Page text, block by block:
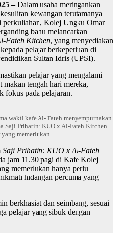
–Dalam usaha meringankan
kewangan terutamanya
perkuliahan, Kolej Ungku Omar
bahu melancarkan
Fateh Kitchen, yang menyediakan
pelajar berkeperluan di
Sultan Idris (UPSI).
pelajar yang mengalami
makan tengah hari mereka,
fokus pada pelajaran.
wakil kafe Al- Fateh menyempurnakan
Saji Prihatin: KUO x Al-Fateh Kitchen
yang memerlukan.
Saji Prihatin: KUO x Al-Fateh
jam 11.30 pagi di Kafe Kolej
memerlukan hanya perlu
hidangan percuma yang
berkhasiat dan seimbang, sesuai
pelajar yang sibuk dengan